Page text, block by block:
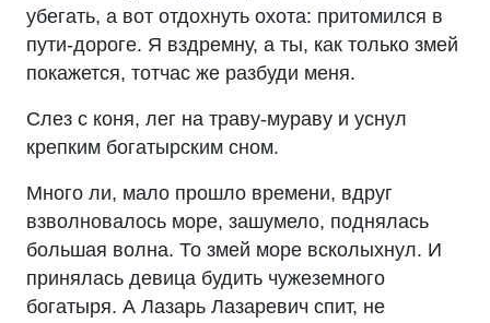
убегать, а вот отдохнуть охота: притомился в
пути-дороге. Я вздремну, а ты, как только змей
покажется, тотчас же разбуди меня.
Слез с коня, лег на траву-мураву и уснул
крепким богатырским сном.
Много ли, мало прошло времени, вдруг
взволновалось море, зашумело, поднялась
большая волна. То змей море всколыхнул. И
принялась девица будить чужеземного
богатыря. А Лазарь Лазаревич спит, не